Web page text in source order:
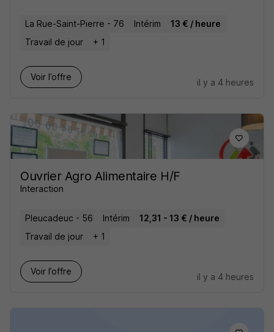
La Rue-Saint-Pierre - 76 Intérim
13 € / heure
Travail de jour
+ 1
Voir l’offre
il y a 4 heures
Ouvrier Agro Alimentaire H/F
Interaction
Pleucadeuc - 56 Intérim
12,31 - 13 € / heure
Travail de jour
+ 1
Voir l’offre
il y a 4 heures